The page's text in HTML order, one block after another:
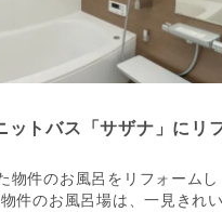
ットバス「サザナ」にリ
物件のお風呂をリフォームし
件のお風呂場は、一見きれい